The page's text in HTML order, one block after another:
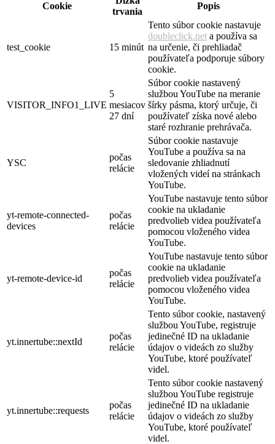
Cookie
trvania
Popis
test_cookie 15 minút
Tento súbor cookie nastavuje
doubleclick.net a používa sa
na určenie, či prehliadač
používateľa podporuje súbory
cookie.
VISITOR_INFO1_LIVE
5
mesiacov
27 dní
Súbor cookie nastavený
službou YouTube na meranie
šírky pásma, ktorý určuje, či
používateľ získa nové alebo
staré rozhranie prehrávača.
YSC
počas
relácie
Súbor cookie nastavuje
YouTube a používa sa na
sledovanie zhliadnutí
vložených videí na stránkach
YouTube.
yt-remote-connected-
devices
počas
relácie
YouTube nastavuje tento súbor
cookie na ukladanie
predvolieb videa používateľa
pomocou vloženého videa
YouTube.
yt-remote-device-id
počas
relácie
YouTube nastavuje tento súbor
cookie na ukladanie
predvolieb videa používateľa
pomocou vloženého videa
YouTube.
yt.innertube::nextId
počas
relácie
Tento súbor cookie, nastavený
službou YouTube, registruje
jedinečné ID na ukladanie
údajov o videách zo služby
YouTube, ktoré používateľ
videl.
yt.innertube::requests
počas
relácie
Tento súbor cookie nastavený
službou YouTube registruje
jedinečné ID na ukladanie
údajov o videách zo služby
YouTube, ktoré používateľ
videl.